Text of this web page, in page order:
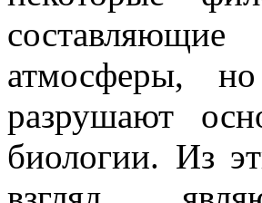
атмосферы,
разрушают
биологии. Из